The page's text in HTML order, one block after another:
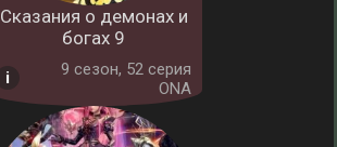
Сказания о демонах и
богах 9
9 cезон, 52 серия
ONA